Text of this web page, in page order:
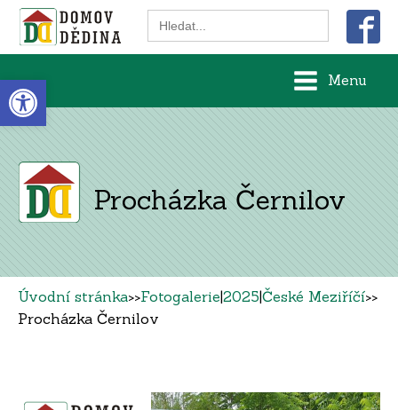
Open toolbar
Search
for:
Menu
Procházka Černilov
Úvodní stránka>>Fotogalerie|2025|České Meziříčí>>
Procházka Černilov